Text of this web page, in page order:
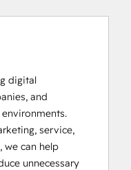
for Partners
digital
and
service,
can help
unnecessary